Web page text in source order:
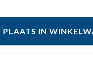
PLAATS IN